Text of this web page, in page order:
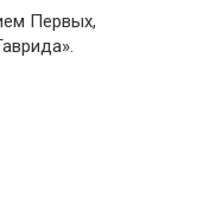
Первых,